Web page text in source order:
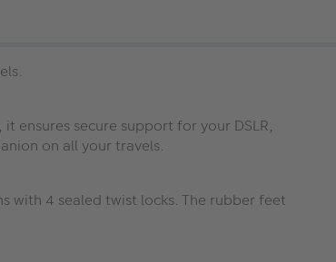
ensures secure support for your DSLR,
on all your travels.
with 4 sealed twist locks. The rubber feet